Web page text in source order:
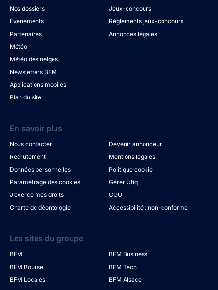
Nos dossiers
Évènements
Partenaires
Météo
Météo des neiges
Newsletters BFM
Applications mobiles
Plan du site
Jeux-concours
Règlements jeux-concours
Annonces légales
En savoir plus
Nous contacter
Devenir annonceur
Recrutement
Mentions légales
Données personnelles
Politique cookie
Paramétrage des cookies
Gérer Utiq
J’exerce mes droits
CGU
Charte de déontologie
Accessibilité : non-conforme
Les sites du groupe
BFM
BFM Business
BFM Bourse
BFM Tech
BFM Locales
BFM Alsace